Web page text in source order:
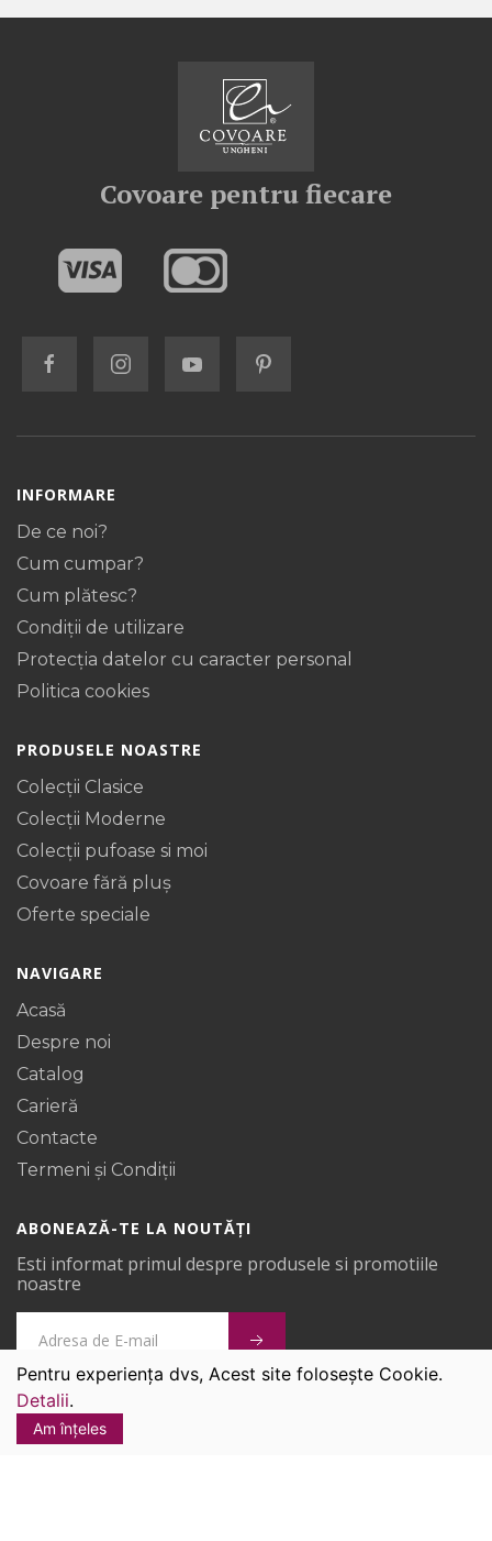
Covoare pentru fiecare
INFORMARE
De ce noi?
Cum cumpar?
Cum plătesc?
Condiții de utilizare
Protecţia datelor cu caracter personal
Politica cookies
PRODUSELE NOASTRE
Colecții Clasice
Colecții Moderne
Colecții pufoase si moi
Covoare fără pluș
Oferte speciale
NAVIGARE
Acasă
Despre noi
Catalog
Carieră
Contacte
Termeni și Condiții
ABONEAZĂ-TE LA NOUTĂȚI
Esti informat primul despre produsele si promotiile
noastre
Covoare Ungheni © 2026.
Pentru experiența dvs, Acest site folosește Cookie.
Detalii.
Am înțeles